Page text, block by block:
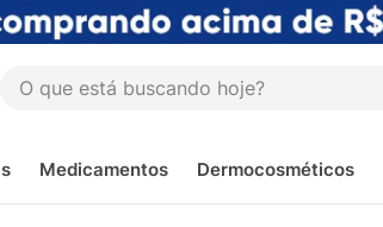
O que está buscando hoje?
Medicamentos Dermocosméticos